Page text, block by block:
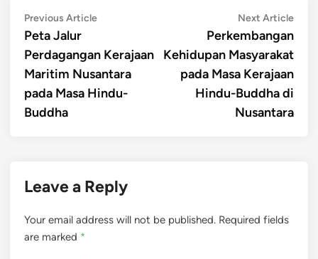
Post
navigation
Previous ArticlePrevious
Peta Jalur
Perdagangan Kerajaan
Maritim Nusantara
pada Masa Hindu-
Buddha
Next ArticleNext
Perkembangan
Kehidupan Masyarakat
pada Masa Kerajaan
Hindu-Buddha di
Nusantara
Leave a Reply
Your email address will not be published. Required fields
are marked *